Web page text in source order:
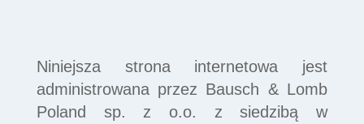
Niniejsza strona internetowa jest
administrowana przez Bausch & Lomb
Poland sp. z o.o. z siedzibą w